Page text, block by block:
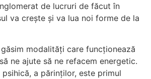
de lucruri de făcut în
va crește și va lua noi forme de la
modalități care funcționează
ne ajute să ne refacem energetic.
a părinților, este primul